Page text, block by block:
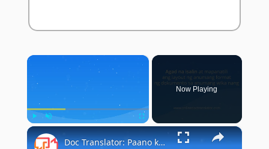
×
Play Unmute Fullscreen
Now Playing
×
Doc Translator: Paano ko magagamit ang tagasalin ng dokumento?